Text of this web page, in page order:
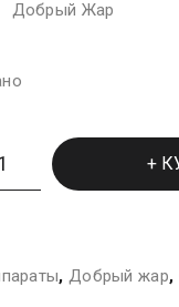
Добрый Жар
, Добрый жар,